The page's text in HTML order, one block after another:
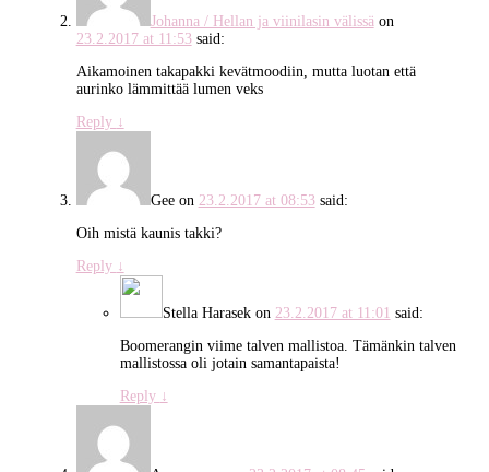
Johanna / Hellan ja viinilasin välissä on
23.2.2017 at 11:53 said:
Aikamoinen takapakki kevätmoodiin, mutta luotan että
aurinko lämmittää lumen veks
Reply ↓
Geeon 23.2.2017 at 08:53 said:
Oih mistä kaunis takki?
Reply ↓
Stella Harasekon 23.2.2017 at 11:01 said:
Boomerangin viime talven mallistoa. Tämänkin talven
mallistossa oli jotain samantapaista!
Reply ↓